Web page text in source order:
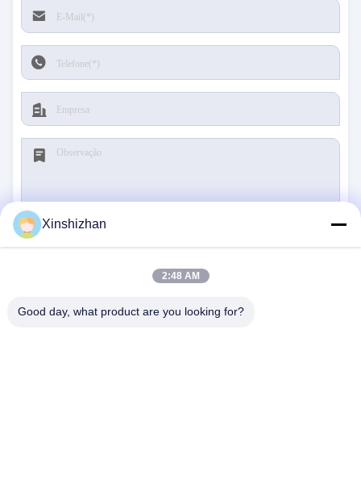
Xinshizhan
2:48 AM
Good day, what product are you looking for?